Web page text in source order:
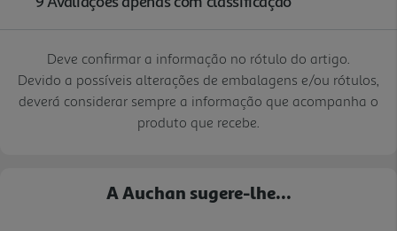
Deve confirmar a informação no rótulo do artigo.
Devido a possíveis alterações de embalagens e/ou rótulos,
deverá considerar sempre a informação que acompanha o
produto que recebe.
A Auchan sugere-lhe...